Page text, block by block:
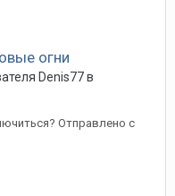
огни
Denis77в
Отправлено с